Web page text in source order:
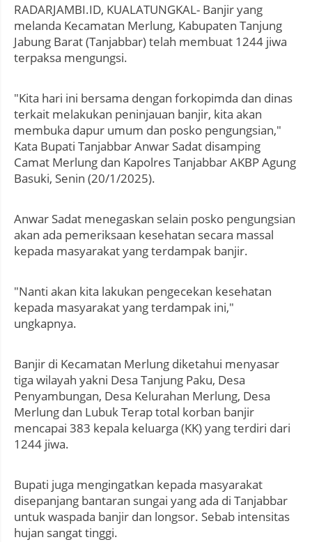
RADARJAMBI.ID, KUALATUNGKAL- Banjir yang
melanda Kecamatan Merlung, Kabupaten Tanjung
Jabung Barat (Tanjabbar) telah membuat 1244 jiwa
terpaksa mengungsi.
"Kita hari ini bersama dengan forkopimda dan dinas
terkait melakukan peninjauan banjir, kita akan
membuka dapur umum dan posko pengungsian,"
Kata Bupati Tanjabbar Anwar Sadat disamping
Camat Merlung dan Kapolres Tanjabbar AKBP Agung
Basuki, Senin (20/1/2025).
Anwar Sadat menegaskan selain posko pengungsian
akan ada pemeriksaan kesehatan secara massal
kepada masyarakat yang terdampak banjir.
"Nanti akan kita lakukan pengecekan kesehatan
kepada masyarakat yang terdampak ini,"
ungkapnya.
Banjir di Kecamatan Merlung diketahui menyasar
tiga wilayah yakni Desa Tanjung Paku, Desa
Penyambungan, Desa Kelurahan Merlung, Desa
Merlung dan Lubuk Terap total korban banjir
mencapai 383 kepala keluarga (KK) yang terdiri dari
1244 jiwa.
Bupati juga mengingatkan kepada masyarakat
disepanjang bantaran sungai yang ada di Tanjabbar
untuk waspada banjir dan longsor. Sebab intensitas
hujan sangat tinggi.